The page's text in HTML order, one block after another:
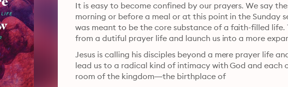
It is easy to become confined by our prayers. We say
morning or before a meal or at this point in the Sunday
was meant to be the core substance of a faith-filled
from a dutiful prayer life and launch us into a more
Jesus is calling his disciples beyond a mere prayer life
lead us to a radical kind of intimacy with God and
room of the kingdom—the birthplace of